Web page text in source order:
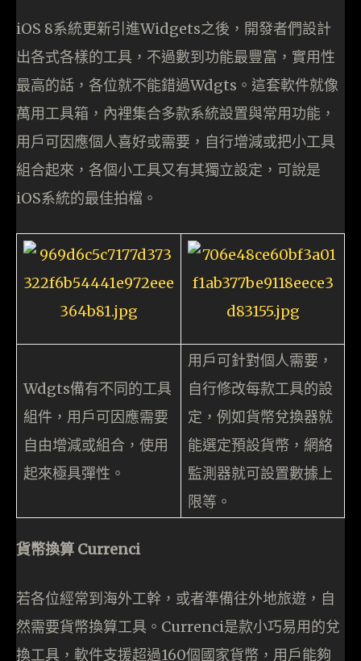
iOS 8系統更新引進Widgets之後，開發者們設計
出各式各樣的工具，不過數到功能最豐富，實用性
最高的話，各位就不能錯過Wdgts。這套軟件就像
萬用工具箱，內裡集合多款系統設置與常用功能，
用戶可因應個人喜好或需要，自行增減或把小工具
組合起來，各個小工具又有其獨立設定，可說是
iOS系統的最佳拍檔。
Wdgts備有不同的工具
組件，用戶可因應需要
自由增減或組合，使用
起來極具彈性。
用戶可針對個人需要，
自行修改每款工具的設
定，例如貨幣兌換器就
能選定預設貨幣，網絡
監測器就可設置數據上
限等。
貨幣換算 Currenci
若各位經常到海外工幹，或者準備往外地旅遊，自
然需要貨幣換算工具。Currenci是款小巧易用的兌
換工具，軟件支援超過160個國家貨幣，用戶能夠